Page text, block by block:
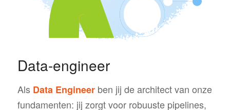
Data-engineer
Als Data Engineerben jij de architect van onze
fundamenten: jij zorgt voor robuuste pipelines,